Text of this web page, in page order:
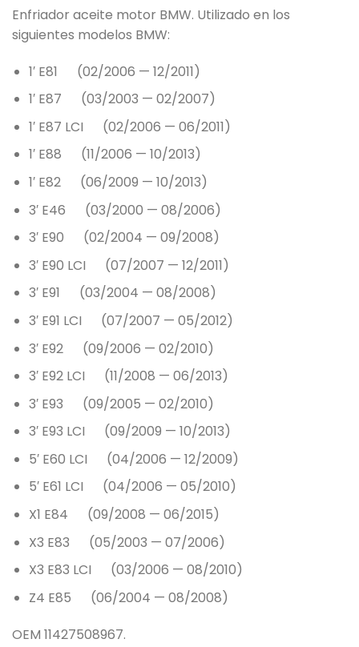
Enfriador aceite motor BMW. Utilizado en los
siguientes modelos BMW:
1′ E81 (02/2006 — 12/2011)
1′ E87 (03/2003 — 02/2007)
1′ E87 LCI (02/2006 — 06/2011)
1′ E88 (11/2006 — 10/2013)
1′ E82 (06/2009 — 10/2013)
3′ E46 (03/2000 — 08/2006)
3′ E90 (02/2004 — 09/2008)
3′ E90 LCI (07/2007 — 12/2011)
3′ E91 (03/2004 — 08/2008)
3′ E91 LCI (07/2007 — 05/2012)
3′ E92 (09/2006 — 02/2010)
3′ E92 LCI (11/2008 — 06/2013)
3′ E93 (09/2005 — 02/2010)
3′ E93 LCI (09/2009 — 10/2013)
5′ E60 LCI (04/2006 — 12/2009)
5′ E61 LCI (04/2006 — 05/2010)
X1 E84 (09/2008 — 06/2015)
X3 E83 (05/2003 — 07/2006)
X3 E83 LCI (03/2006 — 08/2010)
Z4 E85 (06/2004 — 08/2008)
OEM 11427508967.